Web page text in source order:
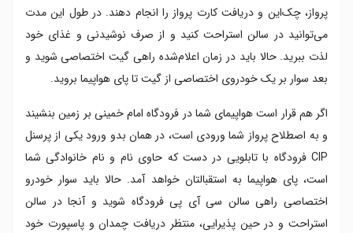
پرواز، چک‌این و دریافت کارت پرواز را انجام دهند. در طول این مدت
می‌توانید در سالن استراحت کنید و از صرف نوشیدنی و غذای خود
لذت ببرید. حالا باید در زمان اعلام‌شده راهی گیت اختصاصی شوید و
بعد سوار بر یک خودروی اختصاصی از گیت تا پای هواپیما بروید.
اگر هم قرار است هواپیمای شما در فرودگاه امام خمینی بر زمین بنشیند
و به‌ اصطلاح پرواز شما ورودی است، در همان بدو ورود یکی از پرسنل
CIP فرودگاه با تابلویی در دست که حاوی نام و نام خانوادگی شما
است، پای هواپیما به استقبالتان خواهد آمد. حالا باید سوار خودرو
اختصاصی راهی سالن سی آی پی فرودگاه شوید و آنجا در سالن
استراحت و در حین پذیرایی، منتظر دریافت چمدان و پاسپورت خود